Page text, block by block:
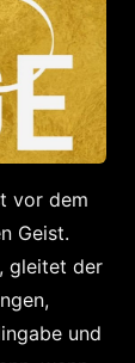
vor dem
Geist.
gleitet der
und